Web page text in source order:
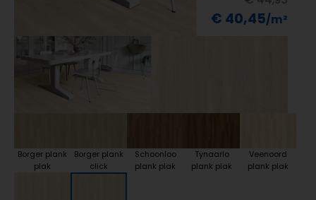
€ 40,45
Borger plank
plak
Borger plank
click
Schoonloo
plank plak
Tynaarlo
plank plak
Veenoord
plank plak